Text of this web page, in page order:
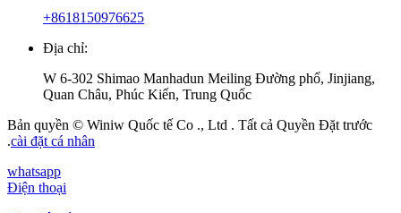
+8618150976625
Địa chỉ:
W 6-302 Shimao Manhadun Meiling Đường phố, Jinjiang,
Quan Châu, Phúc Kiến, Trung Quốc
Bản quyền © Winiw Quốc tế Co ., Ltd . Tất cả Quyền Đặt trước
.cài đặt cá nhân
whatsapp
Điện thoại